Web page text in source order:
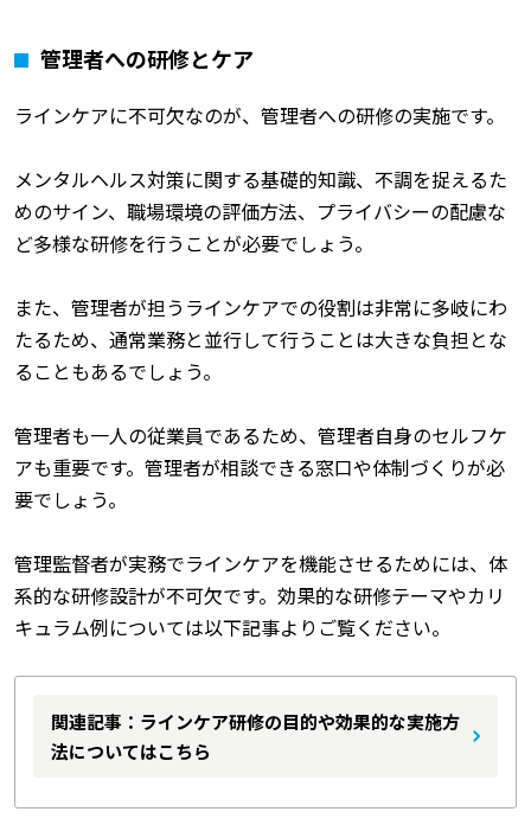
管理者への研修とケア
ラインケアに不可欠なのが、管理者への研修の実施です。
メンタルヘルス対策に関する基礎的知識、不調を捉えるた
めのサイン、職場環境の評価方法、プライバシーの配慮な
ど多様な研修を行うことが必要でしょう。
また、管理者が担うラインケアでの役割は非常に多岐にわ
たるため、通常業務と並行して行うことは大きな負担とな
ることもあるでしょう。
管理者も一人の従業員であるため、管理者自身のセルフケ
アも重要です。管理者が相談できる窓口や体制づくりが必
要でしょう。
管理監督者が実務でラインケアを機能させるためには、体
系的な研修設計が不可欠です。効果的な研修テーマやカリ
キュラム例については以下記事よりご覧ください。
関連記事：ラインケア研修の目的や効果的な実施方
法についてはこちら